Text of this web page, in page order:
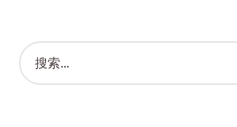
搜
索
：